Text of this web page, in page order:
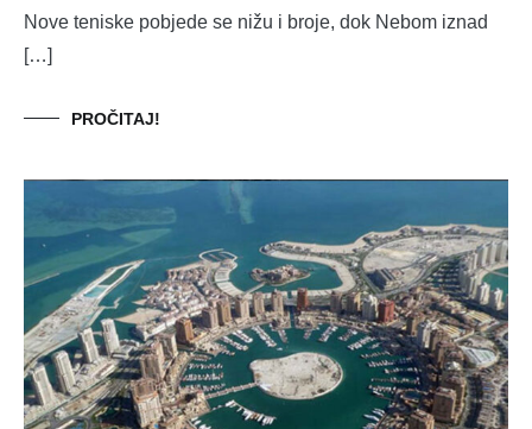
Nove teniske pobjede se nižu i broje, dok Nebom iznad
[…]
PROČITAJ!